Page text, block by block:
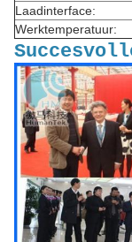
Laadinterface:
Werktemperatuur: